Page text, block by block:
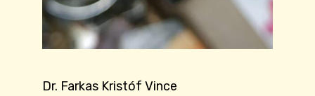
Dr. Farkas Kristóf Vince